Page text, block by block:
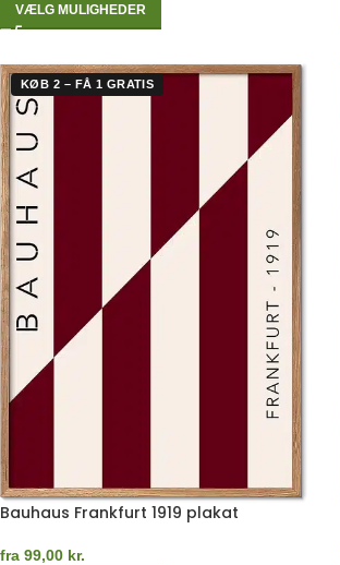
VÆLG MULIGHEDER
KØB 2 – FÅ 1 GRATIS
Bauhaus Frankfurt 1919 plakat
fra 99,00 kr.